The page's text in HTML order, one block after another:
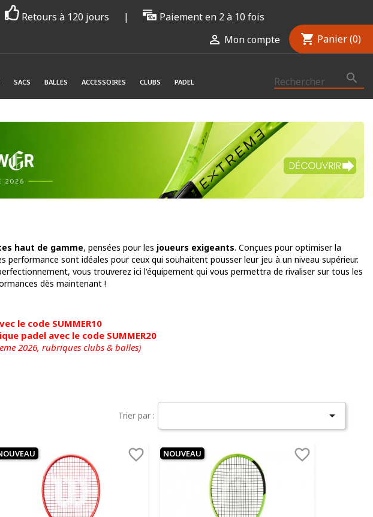
Retours à 120 jours |
Paiement en 2 à 10 fois
 Mon compte shopping_cart Panier (0)

SACS BALLES ACCESSOIRES CLUBS PADEL
haut de gamme, pensées pour les joueurs exigeants. Conçues pour optimiser la
performance sont idéales pour ceux qui souhaitent pousser leur jeu à un niveau supérieur.
vous trouverez ici l'équipement qui vous permettra de rivaliser sur tous les
dès maintenant !
le code SUMMER10
padel avec le code SUMMER20
2026, rubriques clubs & balles)
Trier par : 
 
NOUVEAU